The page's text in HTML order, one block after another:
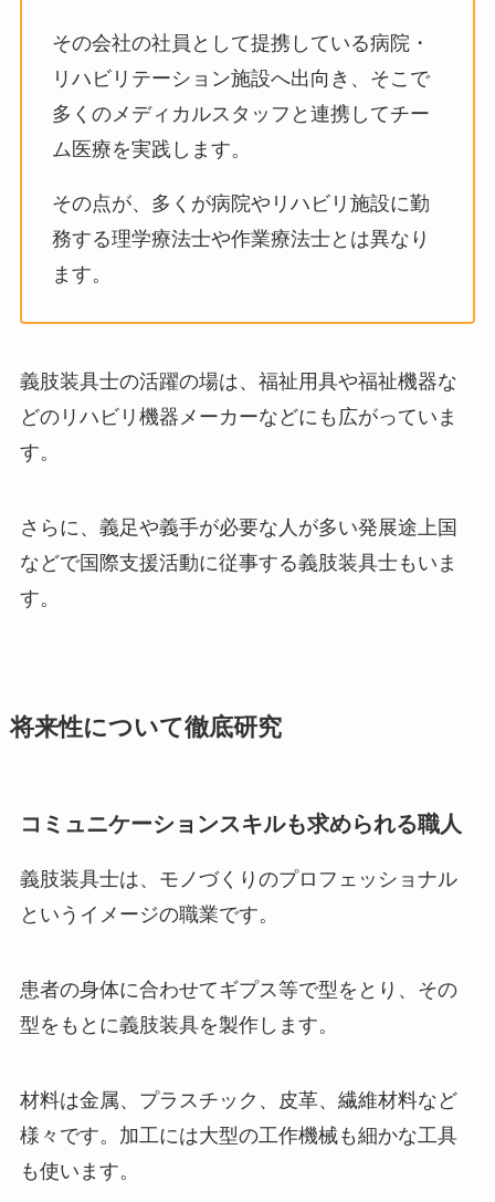
その会社の社員として提携している病院・
リハビリテーション施設へ出向き、そこで
多くのメディカルスタッフと連携してチー
ム医療を実践します。
その点が、多くが病院やリハビリ施設に勤
務する理学療法士や作業療法士とは異なり
ます。
義肢装具士の活躍の場は、福祉用具や福祉機器な
どのリハビリ機器メーカーなどにも広がっていま
す。
さらに、義足や義手が必要な人が多い発展途上国
などで国際支援活動に従事する義肢装具士もいま
す。
将来性について徹底研究
コミュニケーションスキルも求められる職人
義肢装具士は、モノづくりのプロフェッショナル
というイメージの職業です。
患者の身体に合わせてギプス等で型をとり、その
型をもとに義肢装具を製作します。
材料は金属、プラスチック、皮革、繊維材料など
様々です。加工には大型の工作機械も細かな工具
も使います。